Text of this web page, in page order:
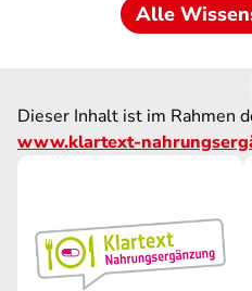
Alle
Dieser Inhalt ist im Rahmen
www.klartext-